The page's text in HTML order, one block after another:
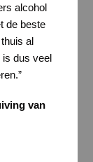
alcohol
de beste
al
is dus veel
van